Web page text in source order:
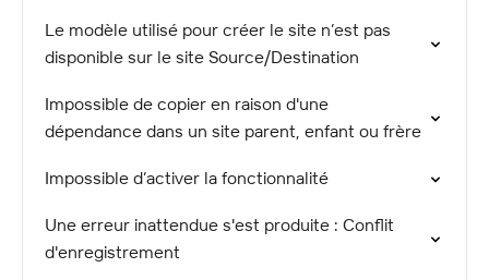
Le modèle utilisé pour créer le site n’est pas
disponible sur le site Source/Destination
Impossible de copier en raison d'une
dépendance dans un site parent, enfant ou frère
Impossible d’activer la fonctionnalité
Une erreur inattendue s'est produite : Conflit
d'enregistrement